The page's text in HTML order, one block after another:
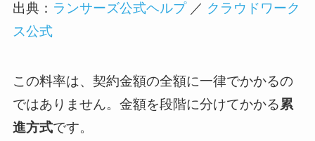
出典： ランサーズ公式ヘルプ／ クラウドワーク
ス公式
この料率は、契約金額の全額に一律でかかるの
ではありません。金額を段階に分けてかかる累
進方式です。